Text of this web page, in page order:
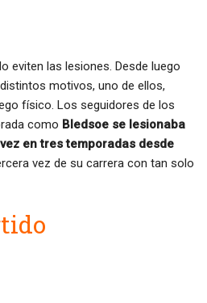
eviten las lesiones. Desde luego
motivos, uno de ellos,
físico. Los seguidores de los
como Bledsoe se lesionaba
en tres temporadas desde
vez de su carrera con tan solo